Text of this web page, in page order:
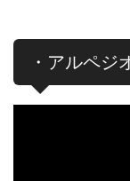
・アルペジ